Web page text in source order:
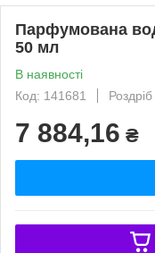
Парфумована
50 мл
В наявності
Код: 141681
Роздріб
7 884,16 ₴